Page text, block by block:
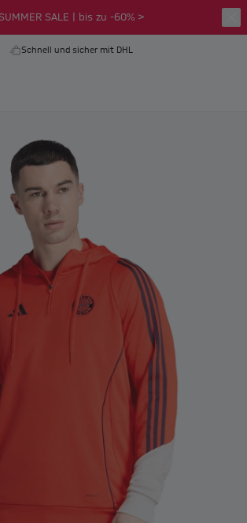
SUMMER SALE | bis zu -60% >
Schnell und sicher mit DHL